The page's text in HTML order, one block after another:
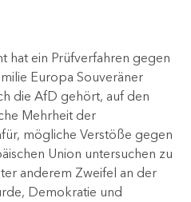
hat ein Prüfverfahren gegen
Europa Souveräner
die AfD gehört, auf den
Mehrheit der
mögliche Verstöße gegen
Union untersuchen zu
anderem Zweifel an der
Demokratie und